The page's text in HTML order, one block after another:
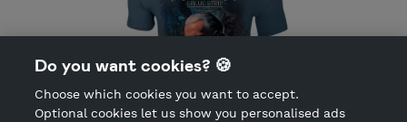
Do you want cookies? 🍪
Choose which cookies you want to accept.
Optional cookies let us show you personalised ads